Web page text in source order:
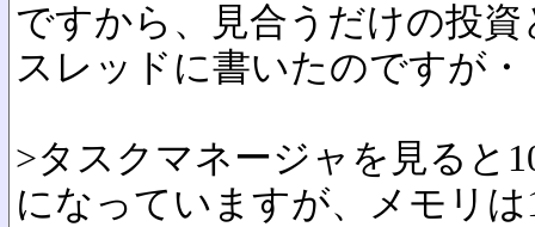
ですから、見合うだけの投
スレッドに書いたのですが・
>タスクマネージャを見ると
になっていますが、メモリ